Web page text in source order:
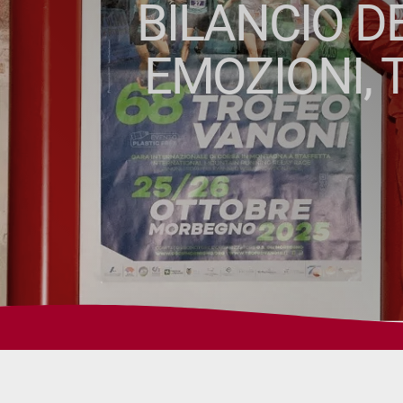
BILANCIO
EMOZIONI,